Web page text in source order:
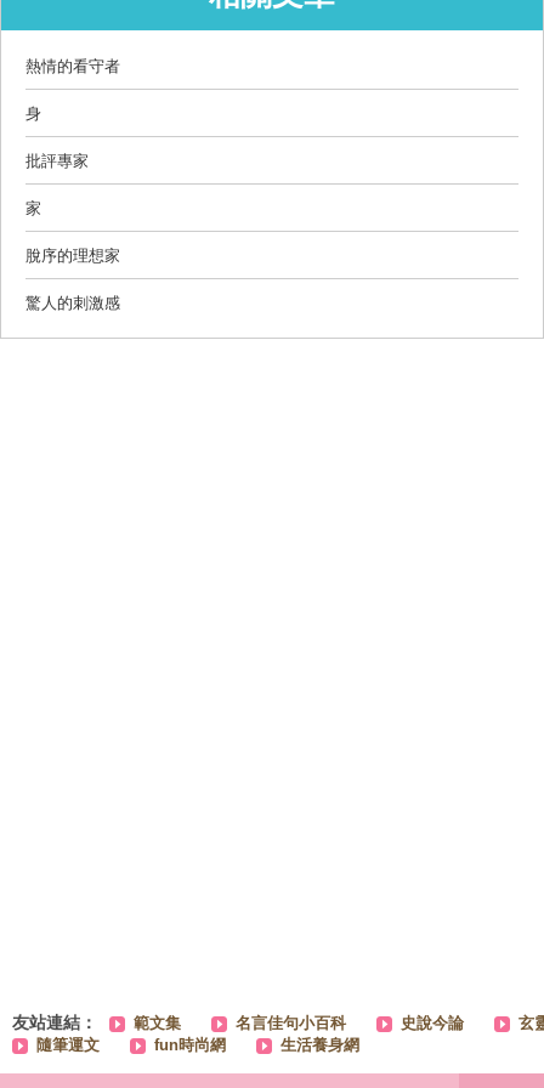
熱情的看守者
身
批評專家
家
脫序的理想家
驚人的刺激感
友站連結： 範文集 名言佳句小百科 史說今論
玄
隨筆運文
fun時尚網 生活養身網